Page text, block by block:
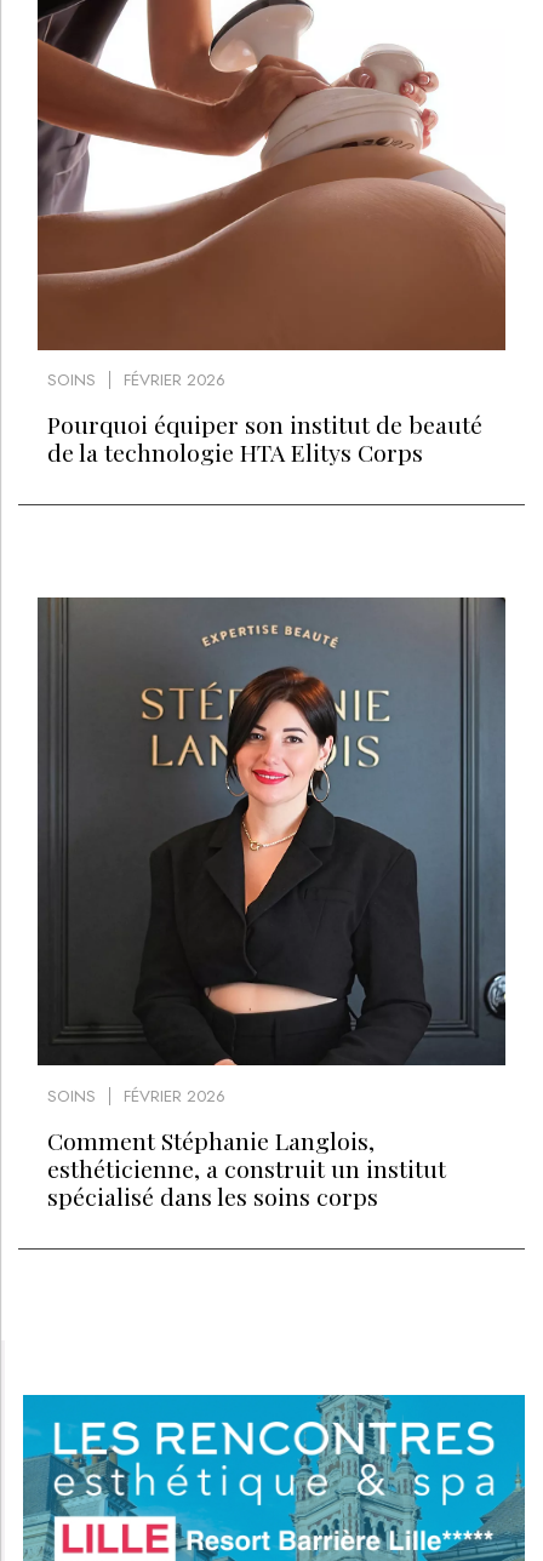
SOINS FÉVRIER 2026
Pourquoi équiper son institut de beauté
de la technologie HTA Elitys Corps
SOINS FÉVRIER 2026
Comment Stéphanie Langlois,
esthéticienne, a construit un institut
spécialisé dans les soins corps